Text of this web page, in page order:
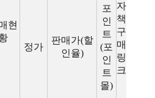
현
자
책
구
매
링
크
정가
판매가(할
인율)
포
인
트
(포
인
트
몰)